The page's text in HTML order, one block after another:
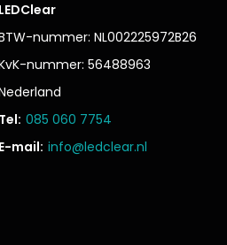
LEDClear
nummer: NL002225972B26
nummer: 56488963
Tel: 085 060 7754
E-mail: info@ledclear.nl